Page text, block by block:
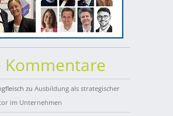
Kommentare
zu Ausbildung als strategischer
im Unternehmen